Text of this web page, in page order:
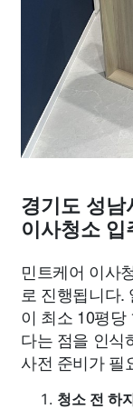
경기도 성남
이사청소 입
민트케어 이사
로 진행됩니다.
이 최소 10평당
다는 점을 인식
사전 준비가 필
청소 전 하